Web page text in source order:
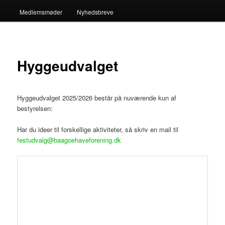
Medlemsmøder Nyhedsbreve
Hyggeudvalget
Hyggeudvalget 2025/2026 består på nuværende kun af
bestyrelsen:
Har du ideer til forskellige aktiviteter, så skriv en mail til
festudvalg@baagoehaveforening.dk